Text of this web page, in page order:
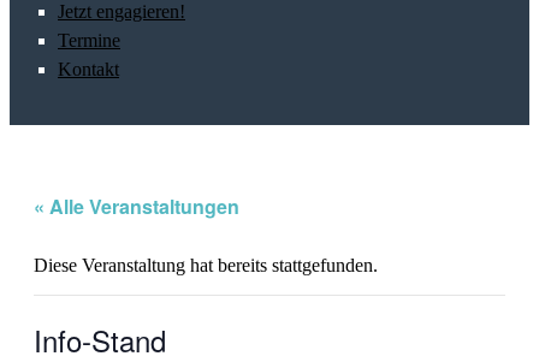
Jetzt engagieren!
Termine
Kontakt
« Alle Veranstaltungen
Diese Veranstaltung hat bereits stattgefunden.
Info-Stand